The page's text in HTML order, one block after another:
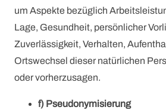
um Aspekte bezüglich
Lage, Gesundheit, persönlicher
Zuverlässigkeit, Verhalten,
Ortswechsel dieser natürlichen
oder vorherzusagen.
f) Pseudonymisierung